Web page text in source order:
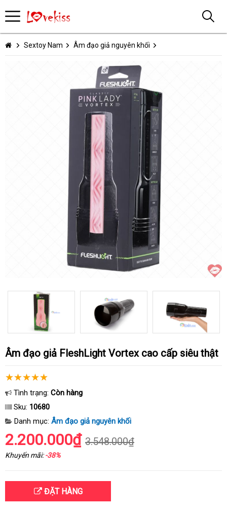
Sextoy Nam Âm đạo giả nguyên khối
Âm đạo giả FleshLight Vortex cao cấp siêu thật
Tình trạng: Còn hàng
Sku: 10680
Danh mục: Âm đạo giả nguyên khối
2.200.000₫ 3.548.000₫
Khuyến mãi:-38%
ĐẶT HÀNG